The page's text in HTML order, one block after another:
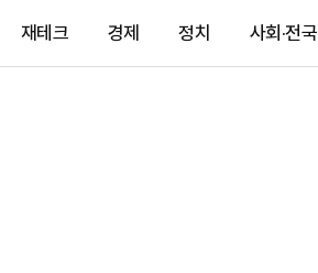
재테크 경제 정치 사회·전국